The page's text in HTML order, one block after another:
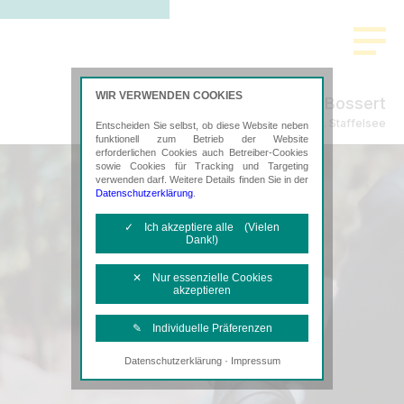
Willershausen & Bossert
Steuerberatung in Murnau a. Staffelsee
WIR VERWENDEN COOKIES
Entscheiden Sie selbst, ob diese Website neben
funktionell zum Betrieb der Website
erforderlichen Cookies auch Betreiber-Cookies
sowie Cookies für Tracking und Targeting
verwenden darf. Weitere Details finden Sie in der
Datenschutzerklärung
✓ Ich akzeptiere alle (Vielen
Dank!)
✕ Nur essenzielle Cookies
akzeptieren
✎ Individuelle Präferenzen
Notwendige Cookies
Diese Cookies sind erforderlich, um die
Datenschutzerklärung· Impressum